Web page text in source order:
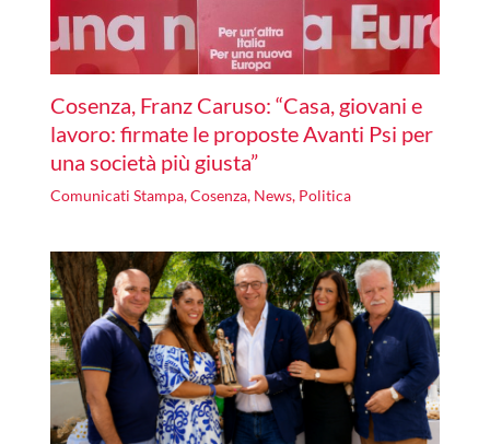
Cosenza, Franz Caruso: “Casa, giovani e
lavoro: firmate le proposte Avanti Psi per
una società più giusta”
Comunicati Stampa,Cosenza, News, Politica